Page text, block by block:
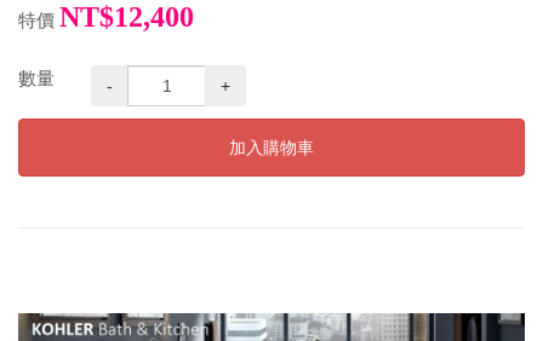
特價 NT$12,400
數量 - +
加入購物車